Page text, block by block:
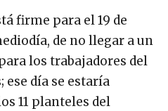
firme para el 19 de
de no llegar a un
los trabajadores del
ese día se estaría
11 planteles del